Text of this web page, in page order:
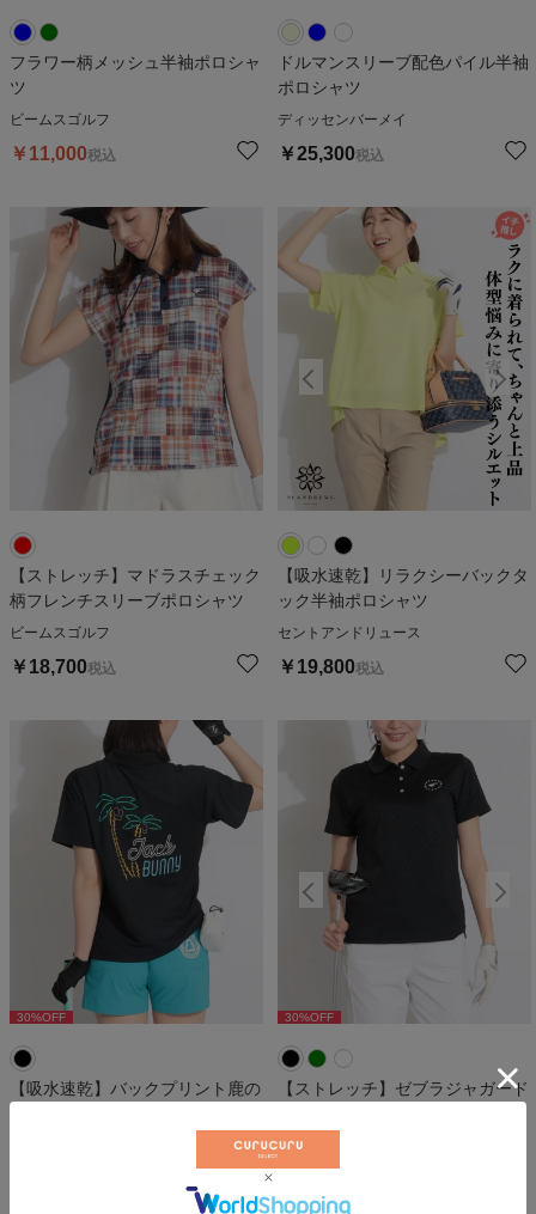
フラワー柄メッシュ半袖ポロシャ
ツ
ビームスゴルフ
￥ 11,000税込
ドルマンスリーブ配色パイル半袖
ポロシャツ
ディッセンバーメイ
￥25,300税込
【ストレッチ】マドラスチェック
柄フレンチスリーブポロシャツ
ビームスゴルフ
￥ 18,700税込
【吸水速乾】リラクシーバックタ
ック半袖ポロシャツ
セントアンドリュース
￥ 19,800税込
30%OFF
【吸水速乾】バックプリント鹿の
30%OFF 30%OFF
【ストレッチ】ゼブラジャガード
ビームスゴルフ